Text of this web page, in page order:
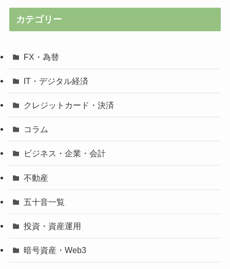
カテゴリー
FX・為替
IT・デジタル経済
クレジットカード・決済
コラム
ビジネス・企業・会計
不動産
五十音一覧
投資・資産運用
暗号資産・Web3